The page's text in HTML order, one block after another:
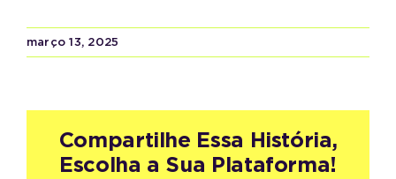
março 13, 2025
Compartilhe Essa História,
Escolha a Sua Plataforma!